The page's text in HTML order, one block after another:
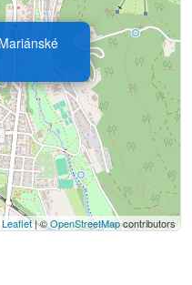
Leaflet| ©OpenStreetMapcontributors